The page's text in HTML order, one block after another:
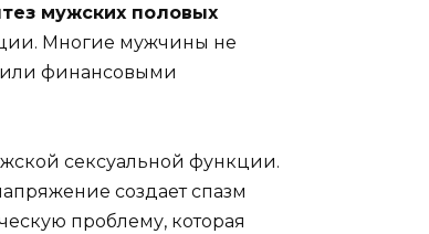
мужских половых
Многие мужчины не
или финансовыми
сексуальной функции.
создает спазм
проблему, которая